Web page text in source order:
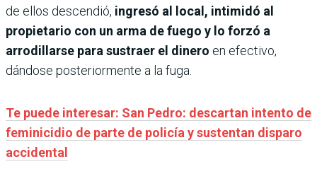
de ellos descendió, ingresó al local, intimidó al
propietario con un arma de fuego y lo forzó a
arrodillarse para sustraer el dinero en efectivo,
dándose posteriormente a la fuga.
Te puede interesar: San Pedro: descartan intento de
feminicidio de parte de policía y sustentan disparo
accidental